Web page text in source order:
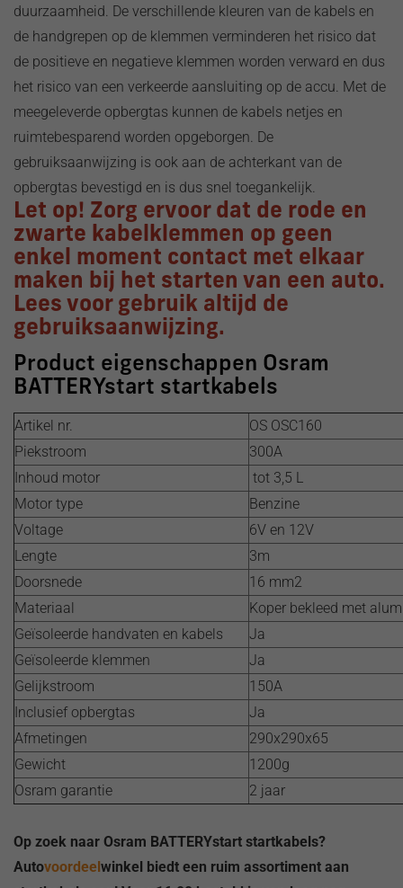
duurzaamheid. De verschillende kleuren van de kabels en
de handgrepen op de klemmen verminderen het risico dat
de positieve en negatieve klemmen worden verward en dus
het risico van een verkeerde aansluiting op de accu. Met de
meegeleverde opbergtas kunnen de kabels netjes en
ruimtebesparend worden opgeborgen. De
gebruiksaanwijzing is ook aan de achterkant van de
opbergtas bevestigd en is dus snel toegankelijk.
Let op! Zorg ervoor dat de rode en
zwarte kabelklemmen op geen
enkel moment contact met elkaar
maken bij het starten van een auto.
Lees voor gebruik altijd de
gebruiksaanwijzing.
Product eigenschappen Osram
BATTERYstart startkabels
Artikel nr.
OS OSC160
Piekstroom
300A
Inhoud motor
tot 3,5 L
Motor type
Benzine
Voltage
6V en 12V
Lengte
3m
Doorsnede
16 mm2
Materiaal
Koper bekleed met
Geïsoleerde handvaten en kabels
Ja
Geïsoleerde klemmen
Ja
Gelijkstroom
150A
Inclusief opbergtas
Ja
Afmetingen
290x290x65
Gewicht
1200g
Osram garantie
2 jaar
Op zoek naar Osram BATTERYstart startkabels?
Autovoordeelwinkel biedt een ruim assortiment aan